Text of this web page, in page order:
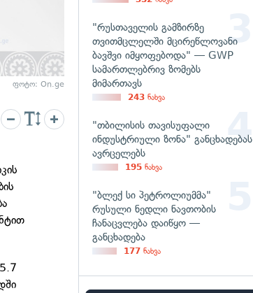
ფოტო: On.ge
"რუსთაველის გამზირზე
თვითმცლელში მცირეწლოვანი
ბავშვი იმყოფებოდა" — GWP
სამართლებრივ ზომებს
მიმართავს
243 ნახვა
"თბილისის თავისუფალი
ინდუსტრიული ზონა" განცხადებას
ავრცელებს
195 ნახვა
"ბლექ სი პეტროლიუმმა"
რუსული ნედლი ნავთობის
ჩანაცვლება დაიწყო —
განცხადება
177 ნახვა